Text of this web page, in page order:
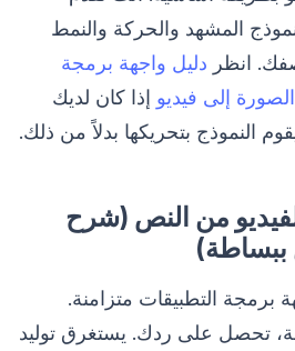
المشهد والحركة والنمط
انظر دليل واجهة برمجة
إذا كان لديك
النموذج بتحريكها بدلاً من ذلك.
من النص (شرح
ببساطة)
التطبيقات متزامنة.
تحصل على ردك. يستغرق توليد